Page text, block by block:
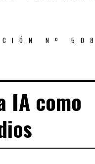
Nº 508
IA como